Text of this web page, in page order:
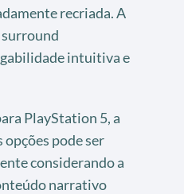
recriada. A
intuitiva e
PlayStation 5, a
pode ser
considerando a
narrativo